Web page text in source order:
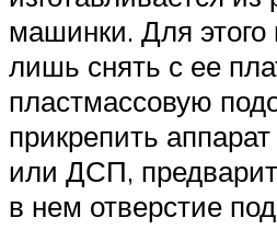
машинки. Для
лишь снять с ее
пластмассовую
прикрепить
или ДСП,
в нем отверстие